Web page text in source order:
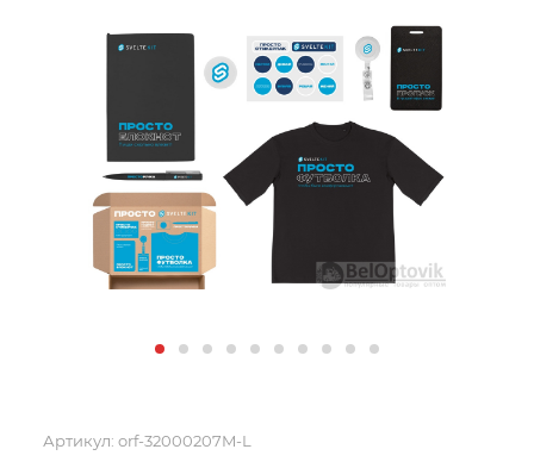
Артикул: orf-32000207M-L